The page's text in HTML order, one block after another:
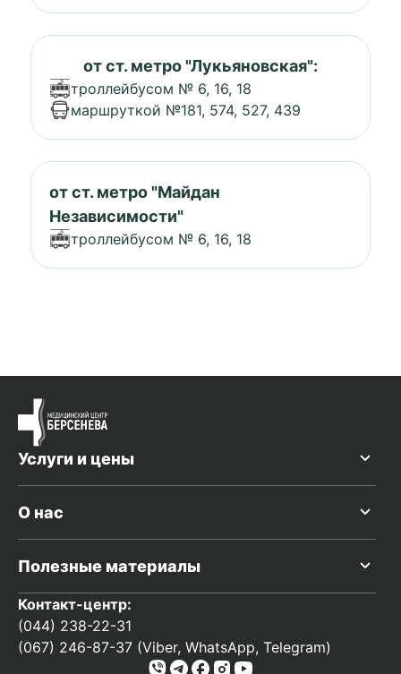
от ст. метро "Лукьяновская":
троллейбусом № 6, 16, 18
маршруткой №181, 574, 527, 439
от ст. метро "Майдан
Независимости"
троллейбусом № 6, 16, 18
Услуги и цены
О нас
Полезные материалы
Контакт-центр:
(044) 238-22-31
(067) 246-87-37 (Viber, WhatsApp, Telegram)